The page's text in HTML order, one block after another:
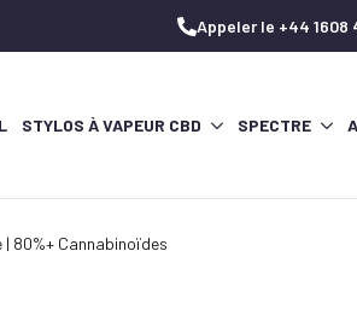
Appeler le +44 1608
STYLOS À VAPEUR CBD SPECTRE
| 80%+ Cannabinoïdes